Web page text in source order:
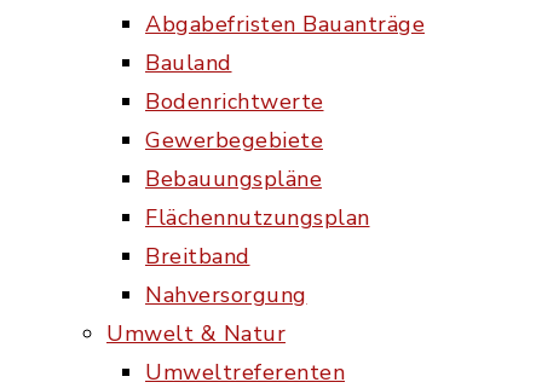
Abgabefristen Bauanträge
Bauland
Bodenrichtwerte
Gewerbegebiete
Bebauungspläne
Flächennutzungsplan
Breitband
Nahversorgung
Umwelt & Natur
Umweltreferenten